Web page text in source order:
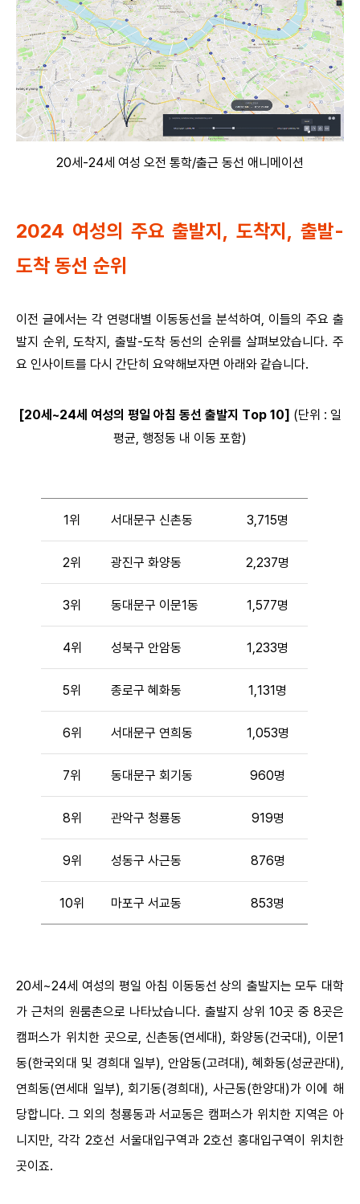
20세-24세 여성 오전 통학/출근 동선 애니메이션
2024 여성의 주요 출발지, 도착지, 출발-
도착 동선 순위
이전 글에서는 각 연령대별 이동동선을 분석하여, 이들의 주요 출
발지 순위, 도착지, 출발-도착 동선의 순위를 살펴보았습니다. 주
요 인사이트를 다시 간단히 요약해보자면 아래와 같습니다.
[20세~24세 여성의 평일 아침 동선 출발지 Top 10] (단위 : 일
평균, 행정동 내 이동 포함)
1위 서대문구 신촌동 3,715명
2위 광진구 화양동 2,237명
3위 동대문구 이문1동 1,577명
4위 성북구 안암동 1,233명
5위 종로구 혜화동 1,131명
6위 서대문구 연희동 1,053명
7위 동대문구 회기동 960명
8위 관악구 청룡동 919명
9위 성동구 사근동 876명
10위 마포구 서교동 853명
20세~24세 여성의 평일 아침 이동동선 상의 출발지는 모두 대학
가 근처의 원룸촌으로 나타났습니다. 출발지 상위 10곳 중 8곳은
캠퍼스가 위치한 곳으로, 신촌동(연세대), 화양동(건국대), 이문1
동(한국외대 및 경희대 일부), 안암동(고려대), 혜화동(성균관대),
연희동(연세대 일부), 회기동(경희대), 사근동(한양대)가 이에 해
당합니다. 그 외의 청룡동과 서교동은 캠퍼스가 위치한 지역은 아
니지만, 각각 2호선 서울대입구역과 2호선 홍대입구역이 위치한
곳이죠.